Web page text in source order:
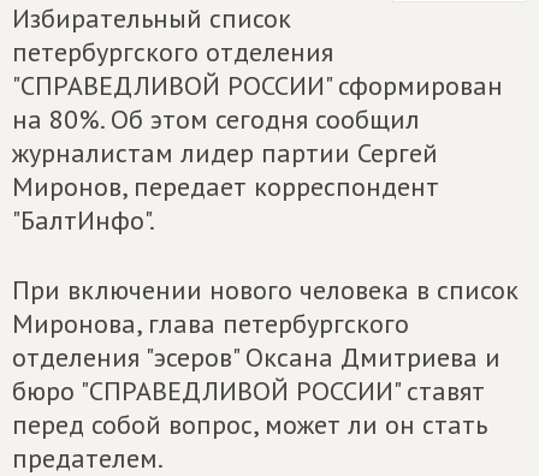
Избирательный список
петербургского отделения
"СПРАВЕДЛИВОЙ РОССИИ" сформирован
на 80%. Об этом сегодня сообщил
журналистам лидер партии Сергей
Миронов, передает корреспондент
"БалтИнфо".
При включении нового человека в список
Миронова, глава петербургского
отделения "эсеров" Оксана Дмитриева и
бюро "СПРАВЕДЛИВОЙ РОССИИ" ставят
перед собой вопрос, может ли он стать
предателем.